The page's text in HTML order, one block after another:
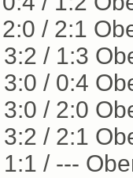
/ 2:1
/ 1:3
/ 0:4
/ 2:0
/ 2:1
/ ---